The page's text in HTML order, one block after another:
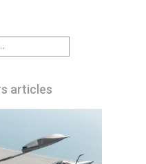
articles